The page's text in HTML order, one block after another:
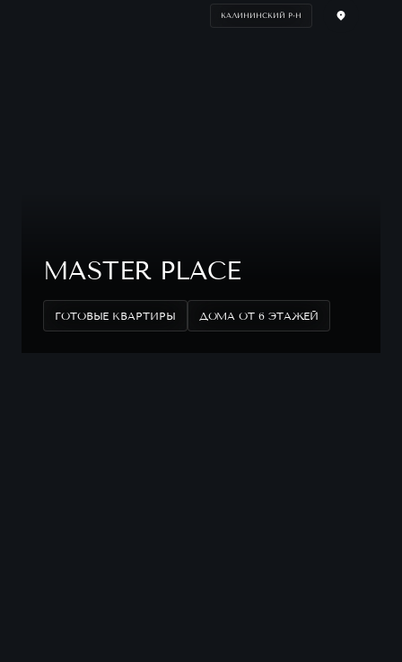
КАЛИНИНСКИЙ Р-Н
MASTER PLACE
ГОТОВЫЕ КВАРТИРЫ ДОМА ОТ 6 ЭТАЖЕЙ